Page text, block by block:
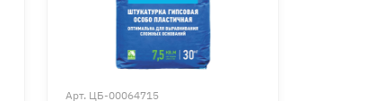
Арт. ЦБ-00064715